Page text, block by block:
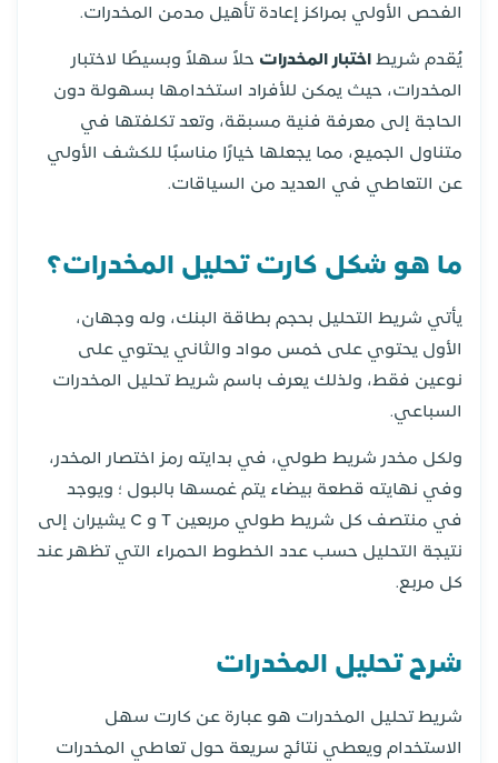
الفحص الأولي بمراكز إعادة تأهيل مدمن المخدرات.
يُقدم شريط اختبار المخدرات حلاً سهلاً وبسيطًا لاختبار
المخدرات، حيث يمكن للأفراد استخدامها بسهولة دون
الحاجة إلى معرفة فنية مسبقة، وتعد تكلفتها في
متناول الجميع، مما يجعلها خيارًا مناسبًا للكشف الأولي
عن التعاطي في العديد من السياقات.
ما هو شكل كارت تحليل المخدرات؟
يأتي شريط التحليل بحجم بطاقة البنك، وله وجهان،
الأول يحتوي على خمس مواد والثاني يحتوي على
نوعين فقط، ولذلك يعرف باسم شريط تحليل المخدرات
السباعي.
ولكل مخدر شريط طولي، في بدايته رمز اختصار المخدر،
وفي نهايته قطعة بيضاء يتم غمسها بالبول ؛ ويوجد
في منتصف كل شريط طولي مربعين T و C يشيران إلى
نتيجة التحليل حسب عدد الخطوط الحمراء التي تظهر عند
كل مربع.
شرح تحليل المخدرات
شريط تحليل المخدرات هو عبارة عن كارت سهل
الاستخدام ويعطي نتائج سريعة حول تعاطي المخدرات